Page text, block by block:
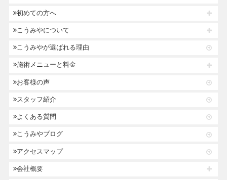
初めての方へ
こうみやについて
こうみやが選ばれる理由
施術メニューと料金
お客様の声
スタッフ紹介
よくある質問
こうみやブログ
アクセスマップ
会社概要